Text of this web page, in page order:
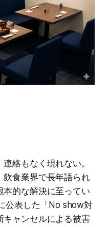
絡もなく現れない。
飲食業界で長年語られ
本的な解決に至ってい
公表した「No show対
ャンセルによる被害